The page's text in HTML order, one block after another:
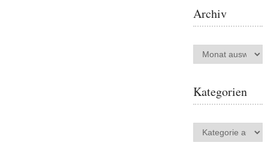
Archiv
Archiv
Kategorien
Kategorien